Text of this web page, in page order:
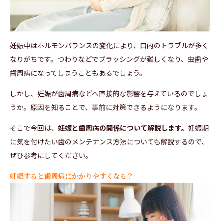
妊娠中はホルモンバランスの変化により、口内のトラブルが多く
なりがちです。つわりなどでブラッシングが難しくなり、虫歯や
歯周病になってしまうこともあるでしょう。
しかし、妊娠が歯周病などへ直接的な影響を与えているのでしょ
うか。原因を知ることで、事前に対策できるようになります。
そこで今回は、 妊娠と歯周病の関係について解説します。 妊娠期
に気を付けたい歯のメンテナンス方法についても解説するので、
ぜひ参考にしてください。
妊娠すると歯周病にかかりやすくなる？